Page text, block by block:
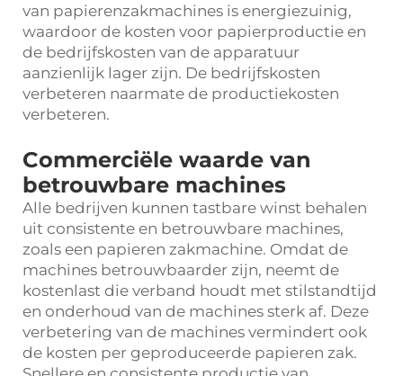
van papierenzakmachines is energiezuinig,
waardoor de kosten voor papierproductie en
de bedrijfskosten van de apparatuur
aanzienlijk lager zijn. De bedrijfskosten
verbeteren naarmate de productiekosten
verbeteren.
Commerciële waarde van
betrouwbare machines
Alle bedrijven kunnen tastbare winst behalen
uit consistente en betrouwbare machines,
zoals een papieren zakmachine. Omdat de
machines betrouwbaarder zijn, neemt de
kostenlast die verband houdt met stilstandtijd
en onderhoud van de machines sterk af. Deze
verbetering van de machines vermindert ook
de kosten per geproduceerde papieren zak.